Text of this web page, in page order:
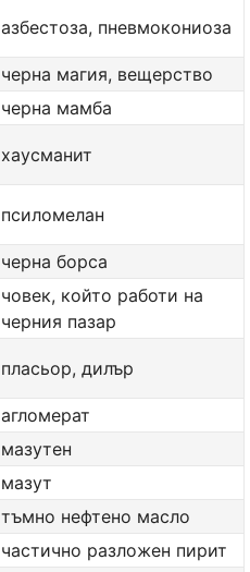
азбестоза, пневмокониоза
черна магия, вещерство
черна мамба
хаусманит
псиломелан
черна борса
човек, който работи на
черния пазар
пласьор, дилър
агломерат
мазутен
мазут
тъмно нефтено масло
частично разложен пирит